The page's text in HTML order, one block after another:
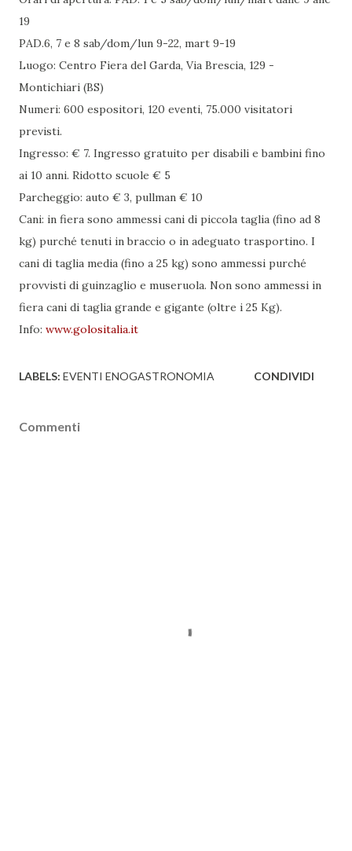
19
PAD.6, 7 e 8 sab/dom/lun 9-22, mart 9-19
Luogo: Centro Fiera del Garda, Via Brescia, 129 -
Montichiari (BS)
Numeri: 600 espositori, 120 eventi, 75.000 visitatori
previsti.
Ingresso: € 7. Ingresso gratuito per disabili e bambini fino
ai 10 anni. Ridotto scuole € 5
Parcheggio: auto € 3, pullman € 10
Cani: in fiera sono ammessi cani di piccola taglia (fino ad 8
kg) purché tenuti in braccio o in adeguato trasportino. I
cani di taglia media (fino a 25 kg) sono ammessi purché
provvisti di guinzaglio e museruola. Non sono ammessi in
fiera cani di taglia grande e gigante (oltre i 25 Kg).
Info: www.golositalia.it
LABELS: EVENTI ENOGASTRONOMIA CONDIVIDI
Commenti